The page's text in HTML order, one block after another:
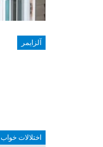
آلزایمر
اختلالات خواب